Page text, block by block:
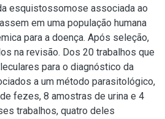
esquistossomose associada ao
em uma população humana
para a doença. Após seleção,
na revisão. Dos 20 trabalhos que
para o diagnóstico da
a um método parasitológico,
fezes, 8 amostras de urina e 4
trabalhos, quatro deles